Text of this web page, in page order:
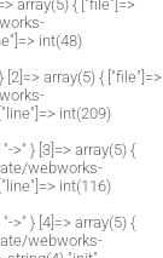
array(5) { ["file"]=>
int(48)
array(5) { ["file"]=>
int(209)
>" } [3]=> array(5) {
webworks-
int(116)
>" } [4]=> array(5) {
webworks-